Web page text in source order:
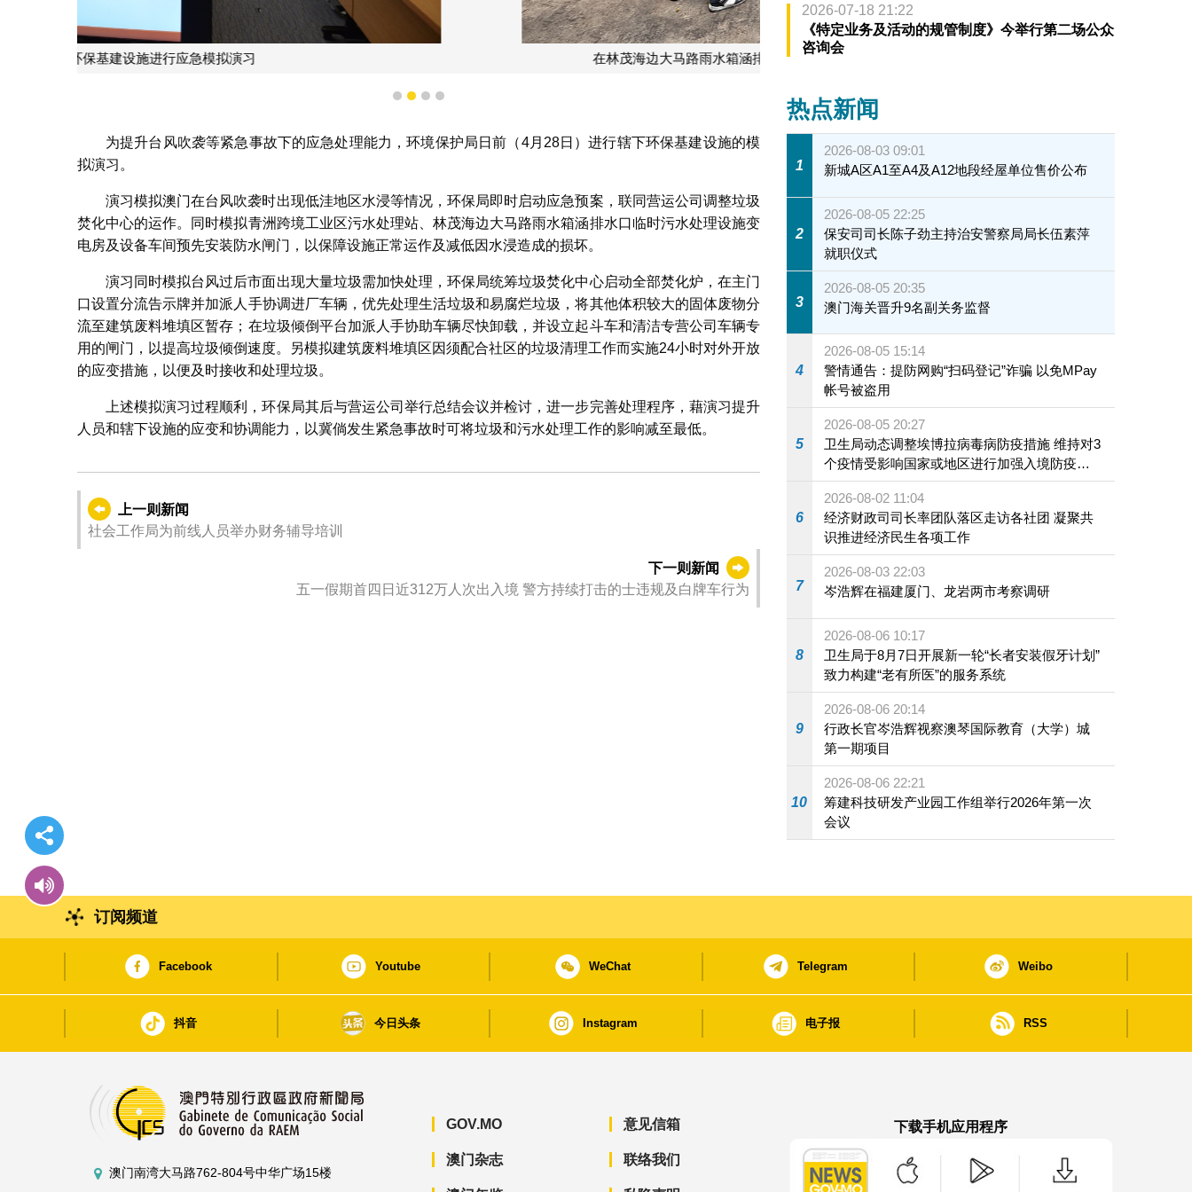
在林茂海边大马路雨水箱涵排水口临时污水处理设施变电房安装防水闸门
1 2 3 4
为提升台风吹袭等紧急事故下的应急处理能力，环境保护局日前（4月28日）进行辖下环保基建设施的模
拟演习。
演习模拟澳门在台风吹袭时出现低洼地区水浸等情况，环保局即时启动应急预案，联同营运公司调整垃圾
焚化中心的运作。同时模拟青洲跨境工业区污水处理站、林茂海边大马路雨水箱涵排水口临时污水处理设施变
电房及设备车间预先安装防水闸门，以保障设施正常运作及减低因水浸造成的损坏。
演习同时模拟台风过后市面出现大量垃圾需加快处理，环保局统筹垃圾焚化中心启动全部焚化炉，在主门
口设置分流告示牌并加派人手协调进厂车辆，优先处理生活垃圾和易腐烂垃圾，将其他体积较大的固体废物分
流至建筑废料堆填区暂存；在垃圾倾倒平台加派人手协助车辆尽快卸载，并设立起斗车和清洁专营公司车辆专
用的闸门，以提高垃圾倾倒速度。另模拟建筑废料堆填区因须配合社区的垃圾清理工作而实施24小时对外开放
的应变措施，以便及时接收和处理垃圾。
上述模拟演习过程顺利，环保局其后与营运公司举行总结会议并检讨，进一步完善处理程序，藉演习提升
人员和辖下设施的应变和协调能力，以冀倘发生紧急事故时可将垃圾和污水处理工作的影响减至最低。
上一则新闻
社会工作局为前线人员举办财务辅导培训
下一则新闻
五一假期首四日近312万人次出入境 警方持续打击的士违规及白牌车行为
2026-07-18 21:22
《特定业务及活动的规管制度》今举行第二场公众
咨询会
热点新闻
1
2026-08-03 09:01
新城A区A1至A4及A12地段经屋单位售价公布
2
2026-08-05 22:25
保安司司长陈子劲主持治安警察局局长伍素萍
就职仪式
3
2026-08-05 20:35
澳门海关晋升9名副关务监督
4
2026-08-05 15:14
警情通告：提防网购“扫码登记”诈骗 以免MPay
帐号被盗用
5
2026-08-05 20:27
卫生局动态调整埃博拉病毒病防疫措施 维持对3
个疫情受影响国家或地区进行加强入境防疫措
施
6
2026-08-02 11:04
经济财政司司长率团队落区走访各社团 凝聚共
识推进经济民生各项工作
7
2026-08-03 22:03
岑浩辉在福建厦门、龙岩两市考察调研
8
2026-08-06 10:17
卫生局于8月7日开展新一轮“长者安装假牙计划”
致力构建“老有所医”的服务系统
9
2026-08-06 20:14
行政长官岑浩辉视察澳琴国际教育（大学）城
第一期项目
10
2026-08-06 22:21
筹建科技研发产业园工作组举行2026年第一次
会议
订阅频道
Facebook Youtube WeChat Telegram Weibo
抖音 今日头条 Instagram 电子报 RSS
澳门南湾大马路762-804号中华广场15楼
GOV.MO
澳门杂志
意见信箱
联络我们
下载手机应用程序